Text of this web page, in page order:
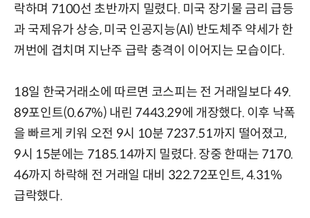
락하며 7100선 초반까지 밀렸다. 미국 장기물 금리 급등
과 국제유가 상승, 미국 인공지능(AI) 반도체주 약세가 한
꺼번에 겹치며 지난주 급락 충격이 이어지는 모습이다.
18일 한국거래소에 따르면 코스피는 전 거래일보다 49.
89포인트(0.67%) 내린 7443.29에 개장했다. 이후 낙폭
을 빠르게 키워 오전 9시 10분 7237.51까지 떨어졌고,
9시 15분에는 7185.14까지 밀렸다. 장중 한때는 7170.
46까지 하락해 전 거래일 대비 322.72포인트, 4.31%
급락했다.